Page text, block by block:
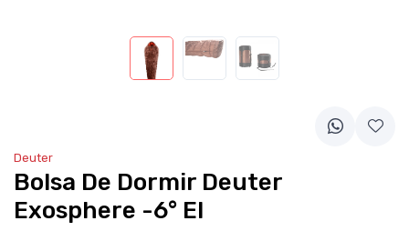
Deuter
Bolsa De Dormir Deuter
Exosphere -6° El